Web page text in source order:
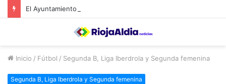
Inicio / Fútbol / Segunda B, Liga Iberdrola y Segunda femenina
Segunda B, Liga Iberdrola y Segunda femenina